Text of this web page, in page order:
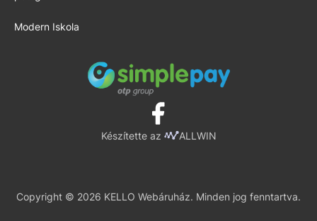
Modern Iskola
Készítette az ALLWIN
Copyright © 2026 KELLO Webáruház. Minden jog fenntartva.